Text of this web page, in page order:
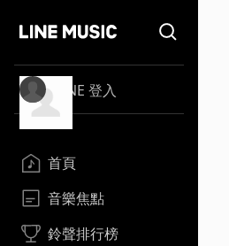
LINE 登入
首頁
音樂焦點
鈴聲排行榜